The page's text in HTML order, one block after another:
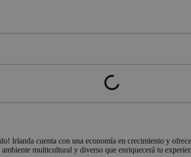
Irlanda cuenta con una economía en crecimiento y
multicultural y diverso que enriquecerá tu